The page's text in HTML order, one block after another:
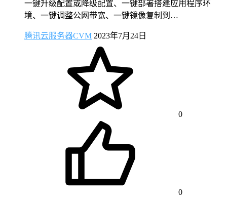
一键升级配置或降级配置、一键部署搭建应用程序环
境、一键调整公网带宽、一键镜像复制到…
腾讯云服务器CVM 2023年7月24日
0
0